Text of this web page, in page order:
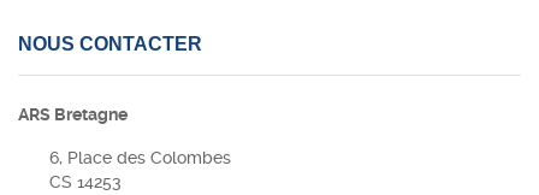
NOUS CONTACTER
ARS Bretagne
6, Place des Colombes
CS 14253